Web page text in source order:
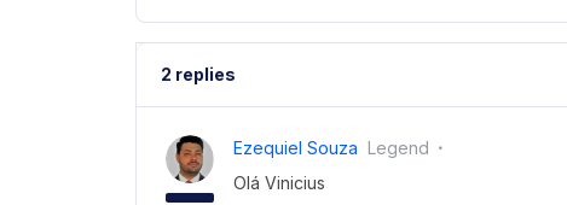
2 replies
Ezequiel Souza Legend
Olá Vinicius